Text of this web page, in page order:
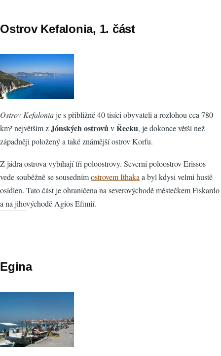
Ostrov Kefalonia, 1. část
Ostrov Kefaloniaje s přibližně 40 tisíci obyvateli a rozlohou cca 780
km² největším zJónských ostrovůvŘecku, je dokonce větší než
západněji položený a také známější ostrov Korfu.
Z jádra ostrova vybíhají tři poloostrovy. Severní poloostrov Erissos
vede souběžně se sousednímostrovem Ithaka a byl kdysi velmi hustě
osídlen. Tato část je ohraničena na severovýchodě městečkem Fiskardo
a na jihovýchodě Agios Efimií.
Egina